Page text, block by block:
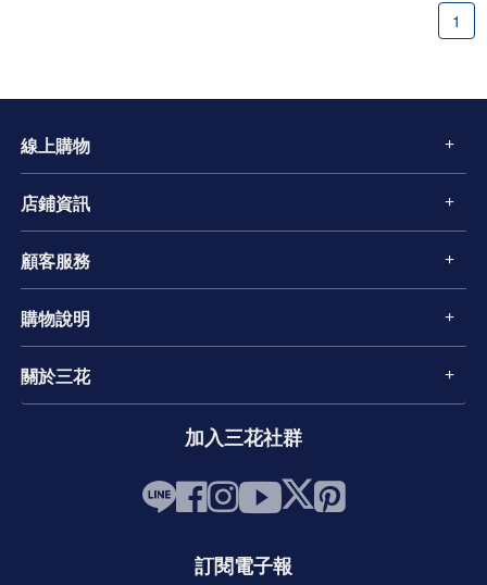
1
線上購物
店鋪資訊
顧客服務
購物說明
關於三花
加入三花社群
訂閱電子報